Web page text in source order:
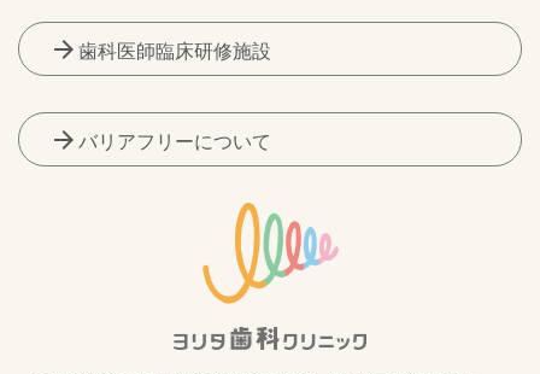
arrow_forward 歯科医師臨床研修施設
arrow_forward バリアフリーについて